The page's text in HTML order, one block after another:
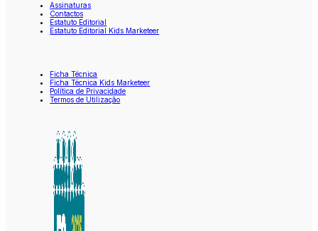
Assinaturas
Contactos
Estatuto Editorial
Estatuto Editorial Kids Marketeer
Ficha Técnica
Ficha Técnica Kids Marketeer
Política de Privacidade
Termos de Utilização